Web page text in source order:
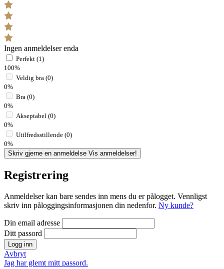
Ingen anmeldelser enda
Perfekt (1)
100%
Veldig bra (0)
0%
Bra (0)
0%
Akseptabel (0)
0%
Utilfredsstillende (0)
0%
Skriv gjerne en anmeldelse Vis anmeldelser!
Registrering
Anmeldelser kan bare sendes inn mens du er pålogget. Vennligst
skriv inn påloggingsinformasjonen din nedenfor. Ny kunde?
Din email adresse
Ditt passord
Logg inn
Avbryt
Jag har glemt mitt passord.